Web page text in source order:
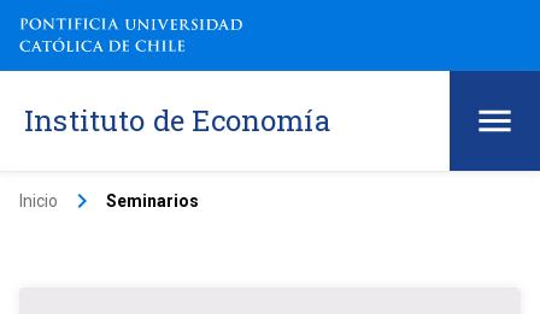
Instituto de Economía
Inicio keyboard_arrow_right Seminarios